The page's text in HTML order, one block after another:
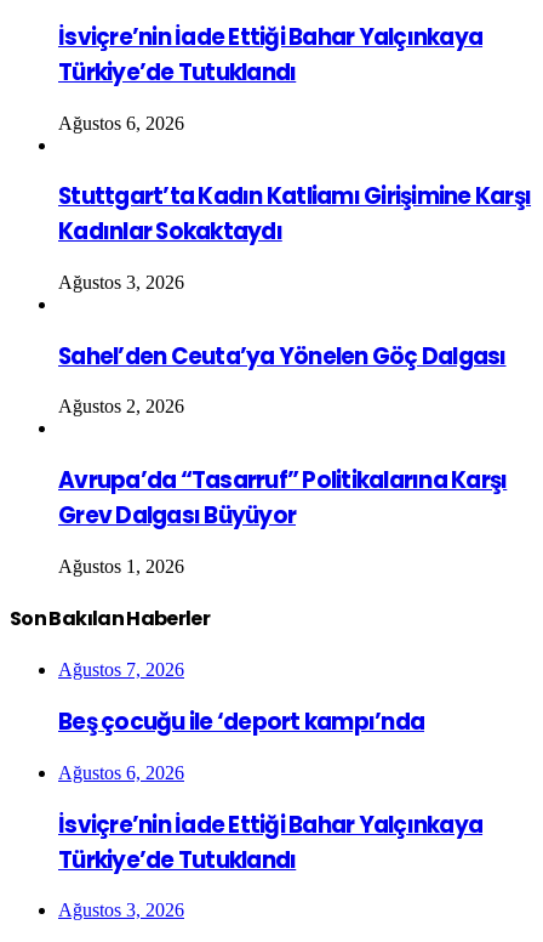
İsviçre’nin İade Ettiği Bahar Yalçınkaya
Türkiye’de Tutuklandı
Ağustos 6, 2026
Stuttgart’ta Kadın Katliamı Girişimine Karşı
Kadınlar Sokaktaydı
Ağustos 3, 2026
Sahel’den Ceuta’ya Yönelen Göç Dalgası
Ağustos 2, 2026
Avrupa’da “Tasarruf” Politikalarına Karşı
Grev Dalgası Büyüyor
Ağustos 1, 2026
Son Bakılan Haberler
Ağustos 7, 2026
Beş çocuğu ile ‘deport kampı’nda
Ağustos 6, 2026
İsviçre’nin İade Ettiği Bahar Yalçınkaya
Türkiye’de Tutuklandı
Ağustos 3, 2026